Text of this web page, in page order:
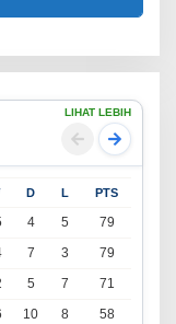
LIHAT LEBIH
D L PTS
4 5
79
7 3
79
5 7
71
10 8
58